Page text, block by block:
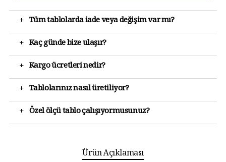
+ Tüm tablolarda iade veya değişim var mı?
+ Kaç günde bize ulaşır?
+ Kargo ücretleri nedir?
+ Tablolarınız nasıl üretiliyor?
+ Özel ölçü tablo çalışıyormusunuz?
Ürün Açıklaması